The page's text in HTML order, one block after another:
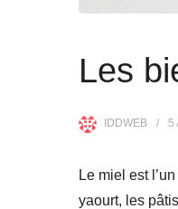
Les
IDDWEB 5
Le miel est
yaourt, les